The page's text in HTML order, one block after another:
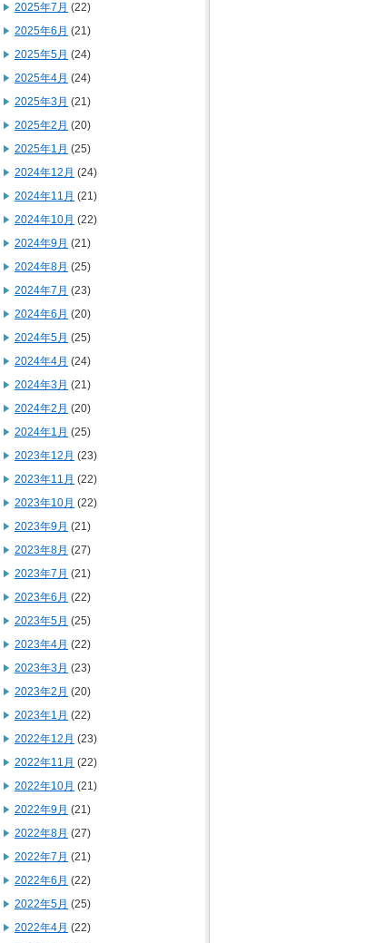
2025年7月 (22)
2025年6月 (21)
2025年5月 (24)
2025年4月 (24)
2025年3月 (21)
2025年2月 (20)
2025年1月 (25)
2024年12月 (24)
2024年11月 (21)
2024年10月 (22)
2024年9月 (21)
2024年8月 (25)
2024年7月 (23)
2024年6月 (20)
2024年5月 (25)
2024年4月 (24)
2024年3月 (21)
2024年2月 (20)
2024年1月 (25)
2023年12月 (23)
2023年11月 (22)
2023年10月 (22)
2023年9月 (21)
2023年8月 (27)
2023年7月 (21)
2023年6月 (22)
2023年5月 (25)
2023年4月 (22)
2023年3月 (23)
2023年2月 (20)
2023年1月 (22)
2022年12月 (23)
2022年11月 (22)
2022年10月 (21)
2022年9月 (21)
2022年8月 (27)
2022年7月 (21)
2022年6月 (22)
2022年5月 (25)
2022年4月 (22)